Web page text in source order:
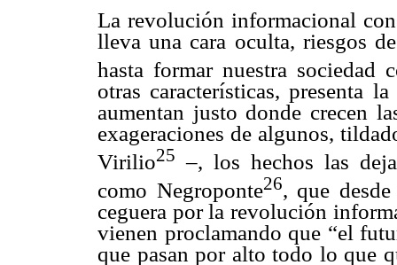
La revolución informacional
lleva una cara oculta, riesgos
hasta formar nuestra sociedad
otras características, presenta
aumentan justo donde crecen
exageraciones de algunos,
Virilio25 –, los hechos las
como Negroponte26, que
ceguera por la revolución
vienen proclamando que “el
que pasan por alto todo lo que